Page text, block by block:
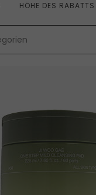
HÖHE DES RABATTS